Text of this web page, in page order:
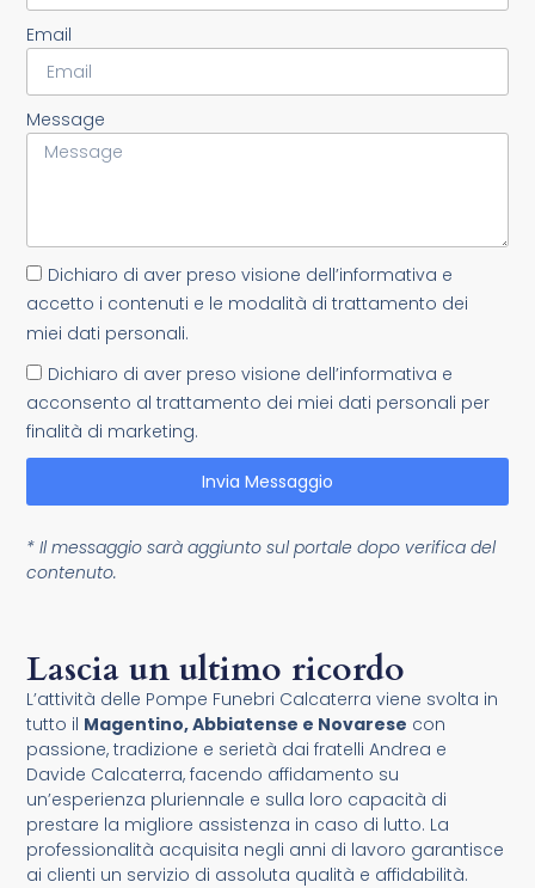
Lascia un ultimo ricordo
L’attività delle Pompe Funebri Calcaterra viene svolta in
tutto il Magentino, Abbiatense e Novarese con
passione, tradizione e serietà dai fratelli Andrea e
Davide Calcaterra, facendo affidamento su
un’esperienza pluriennale e sulla loro capacità di
prestare la migliore assistenza in caso di lutto. La
professionalità acquisita negli anni di lavoro garantisce
ai clienti un servizio di assoluta qualità e affidabilità.
Email
Message
Dichiaro di aver preso visione dell’informativa e
accetto i contenuti e le modalità di trattamento dei
miei dati personali.
Dichiaro di aver preso visione dell’informativa e
acconsento al trattamento dei miei dati personali per
finalità di marketing.
Invia Messaggio
* Il messaggio sarà aggiunto sul portale dopo verifica del
contenuto.